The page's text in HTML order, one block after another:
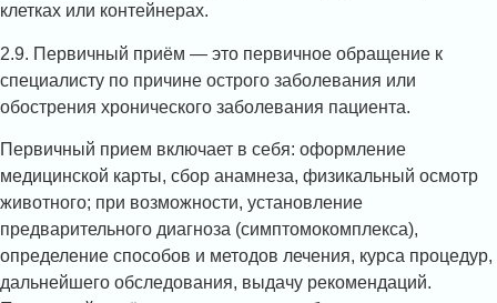
клетках или контейнерах.
2.9. Первичный приём — это первичное обращение к
специалисту по причине острого заболевания или
обострения хронического заболевания пациента.
Первичный прием включает в себя: оформление
медицинской карты, сбор анамнеза, физикальный осмотр
животного; при возможности, установление
предварительного диагноза (симптомокомплекса),
определение способов и методов лечения, курса процедур,
дальнейшего обследования, выдачу рекомендаций.